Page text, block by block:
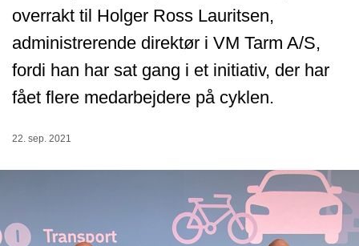
overrakt til Holger Ross Lauritsen,
administrerende direktør i VM Tarm A/S,
fordi han har sat gang i et initiativ, der har
fået flere medarbejdere på cyklen.
22. sep. 2021